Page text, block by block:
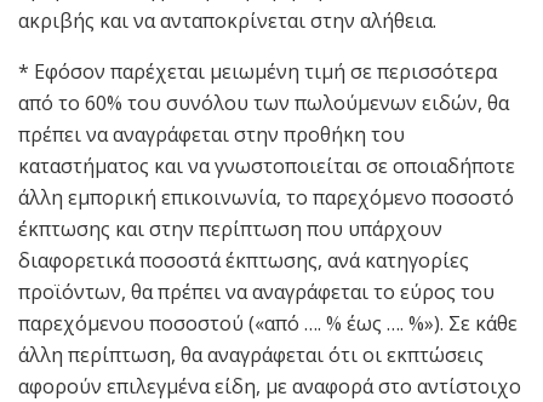
ακριβής και να ανταποκρίνεται στην αλήθεια.
* Εφόσον παρέχεται μειωμένη τιμή σε περισσότερα
από το 60% του συνόλου των πωλούμενων ειδών, θα
πρέπει να αναγράφεται στην προθήκη του
καταστήματος και να γνωστοποιείται σε οποιαδήποτε
άλλη εμπορική επικοινωνία, το παρεχόμενο ποσοστό
έκπτωσης και στην περίπτωση που υπάρχουν
διαφορετικά ποσοστά έκπτωσης, ανά κατηγορίες
προϊόντων, θα πρέπει να αναγράφεται το εύρος του
παρεχόμενου ποσοστού («από …. % έως …. %»). Σε κάθε
άλλη περίπτωση, θα αναγράφεται ότι οι εκπτώσεις
αφορούν επιλεγμένα είδη, με αναφορά στο αντίστοιχο